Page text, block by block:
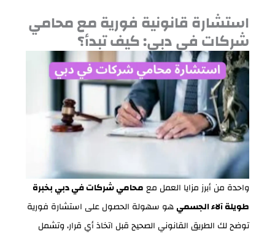
استشارة قانونية فورية مع محامي
شركات في دبي: كيف تبدأ؟
واحدة من أبرز مزايا العمل معمحامي شركات في دبي بخبرة
طويلة آلاء الجسميهو سهولة الحصول على استشارة فورية
توضح لك الطريق القانوني الصحيح قبل اتخاذ أي قرار، وتشمل